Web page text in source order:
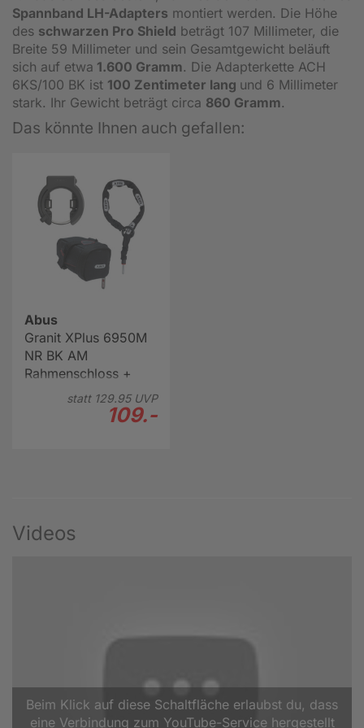
Spannband LH-Adapters montiert werden. Die Höhe
des schwarzen Pro Shield beträgt 107 Millimeter, die
Breite 59 Millimeter und sein Gesamtgewicht beläuft
sich auf etwa 1.600 Gramm. Die Adapterkette ACH
6KS/100 BK ist 100 Zentimeter lang und 6 Millimeter
stark. Ihr Gewicht beträgt circa 860 Gramm.
Das könnte Ihnen auch gefallen:
Abus
Granit XPlus 6950M
NR BK AM
Rahmenschloss +
ACH 6KS/130 Kette +
ST 5950 Satteltasche
statt 129.95UVP
109.-
Videos
Beim Klick auf diese Schaltfläche erlaubst du, dass
eine Verbindung zum YouTube-Service hergestellt